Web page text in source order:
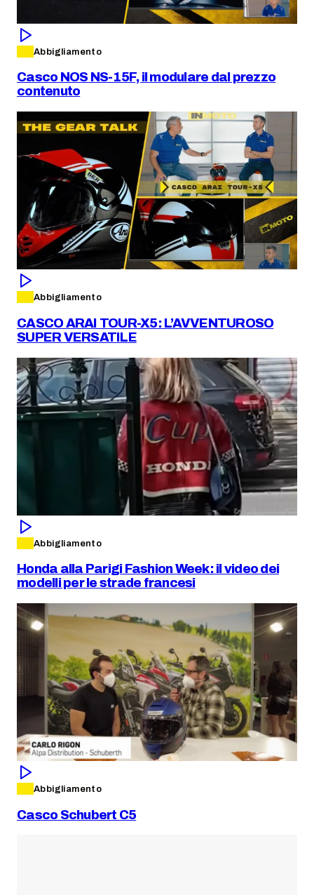
Abbigliamento
Casco NOS NS-15F, il modulare dal prezzo
contenuto
Abbigliamento
CASCO ARAI TOUR-X5: L’AVVENTUROSO
SUPER VERSATILE
Abbigliamento
Honda alla Parigi Fashion Week: il video dei
modelli per le strade francesi
Abbigliamento
Casco Schubert C5